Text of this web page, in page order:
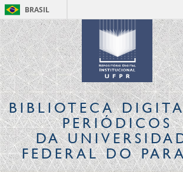
BRASIL
Acesso
BIBLIOTECA
PERIÓDICOS
DA
FEDERAL DO